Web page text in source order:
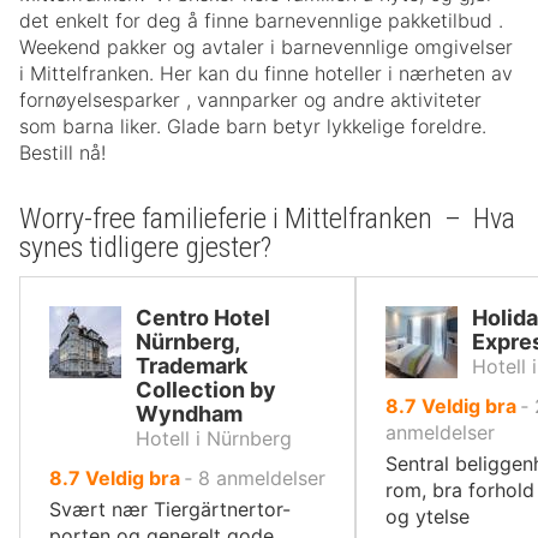
det enkelt for deg å finne barnevennlige pakketilbud .
Weekend pakker og avtaler i barnevennlige omgivelser
i Mittelfranken. Her kan du finne hoteller i nærheten av
fornøyelsesparker , vannparker og andre aktiviteter
som barna liker. Glade barn betyr lykkelige foreldre.
Bestill nå!
Worry-free familieferie i Mittelfranken – Hva
synes tidligere gjester?
Centro Hotel
Nürnberg,
Trademark
Collection by
Wyndham
Hotell i Nürnberg
8.7 av
10,
Veldig bra ‐ 8 anmeldelser
Svært nær Tiergärtnertor-
Hotell
8.7 av
10,
Veldig bra ‐
anmeldelser
Sentral
rom, bra
og ytelse